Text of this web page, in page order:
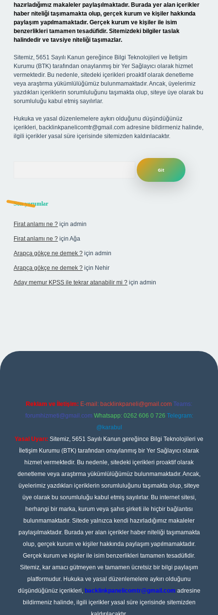
hazırladığımız makaleler paylaşılmaktadır. Burada yer alan içerikler
haber niteliği taşımamakta olup, gerçek kurum ve kişiler hakkında
paylaşım yapılmamaktadır. Gerçek kurum ve kişiler ile isim
benzerlikleri tamamen tesadüfidir. Sitemizdeki bilgiler taslak
halindedir ve tavsiye niteliği taşımazlar.
Sitemiz, 5651 Sayılı Kanun gereğince Bilgi Teknolojileri ve İletişim
Kurumu (BTK) tarafından onaylanmış bir Yer Sağlayıcı olarak hizmet
vermektedir. Bu nedenle, sitedeki içerikleri proaktif olarak denetleme
veya araştırma yükümlülüğümüz bulunmamaktadır. Ancak, üyelerimiz
yazdıkları içeriklerin sorumluluğunu taşımakta olup, siteye üye olarak bu
sorumluluğu kabul etmiş sayılırlar.
Hukuka ve yasal düzenlemelere aykırı olduğunu düşündüğünüz
içerikleri, backlinkpanelicomtr@gmail.com adresine bildirmeniz halinde,
ilgili içerikler yasal süre içerisinde sitemizden kaldırılacaktır.
Son yorumlar
Firat anlamı ne ? için admin
Firat anlamı ne ? için Ağa
Arapça gökçe ne demek ? için admin
Arapça gökçe ne demek ? için Nehir
Aday memur KPSS ile tekrar atanabilir mi ? için admin
giriş adresi
Reklam ve İletişim: E-mail: backlinkpaneli@gmail.com Teams:
forumhizmeti@gmail.com Whatsapp: 0262 606 0 726 Telegram:
@karabul
Yasal Uyarı: Sitemiz, 5651 Sayılı Kanun gereğince Bilgi Teknolojileri ve
İletişim Kurumu (BTK) tarafından onaylanmış bir Yer Sağlayıcı olarak
hizmet vermektedir. Bu nedenle, sitedeki içerikleri proaktif olarak
denetleme veya araştırma yükümlülüğümüz bulunmamaktadır. Ancak,
üyelerimiz yazdıkları içeriklerin sorumluluğunu taşımakta olup, siteye
üye olarak bu sorumluluğu kabul etmiş sayılırlar. Bu internet sitesi,
herhangi bir marka, kurum veya şahıs şirketi ile hiçbir bağlantısı
bulunmamaktadır. Sitede yalnızca kendi hazırladığımız makaleler
paylaşılmaktadır. Burada yer alan içerikler haber niteliği taşımamakta
olup, gerçek kurum ve kişiler hakkında paylaşım yapılmamaktadır.
Gerçek kurum ve kişiler ile isim benzerlikleri tamamen tesadüfidir.
Sitemiz, kar amacı gütmeyen ve tamamen ücretsiz bir bilgi paylaşım
platformudur. Hukuka ve yasal düzenlemelere aykırı olduğunu
düşündüğünüz içerikleri, backlinkpanelicomtr@gmail.com adresine
bildirmeniz halinde, ilgili içerikler yasal süre içerisinde sitemizden